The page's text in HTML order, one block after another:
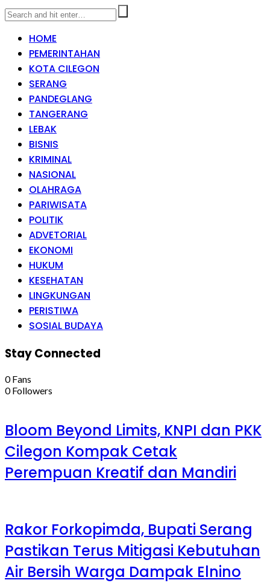
HOME
PEMERINTAHAN
KOTA CILEGON
SERANG
PANDEGLANG
TANGERANG
LEBAK
BISNIS
KRIMINAL
NASIONAL
OLAHRAGA
PARIWISATA
POLITIK
ADVETORIAL
EKONOMI
HUKUM
KESEHATAN
LINGKUNGAN
PERISTIWA
SOSIAL BUDAYA
Stay Connected
0 Fans
0 Followers
Bloom Beyond Limits, KNPI dan PKK
Cilegon Kompak Cetak
Perempuan Kreatif dan Mandiri
Rakor Forkopimda, Bupati Serang
Pastikan Terus Mitigasi Kebutuhan
Air Bersih Warga Dampak Elnino